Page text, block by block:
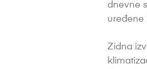
dnevne
uređene
Zidna